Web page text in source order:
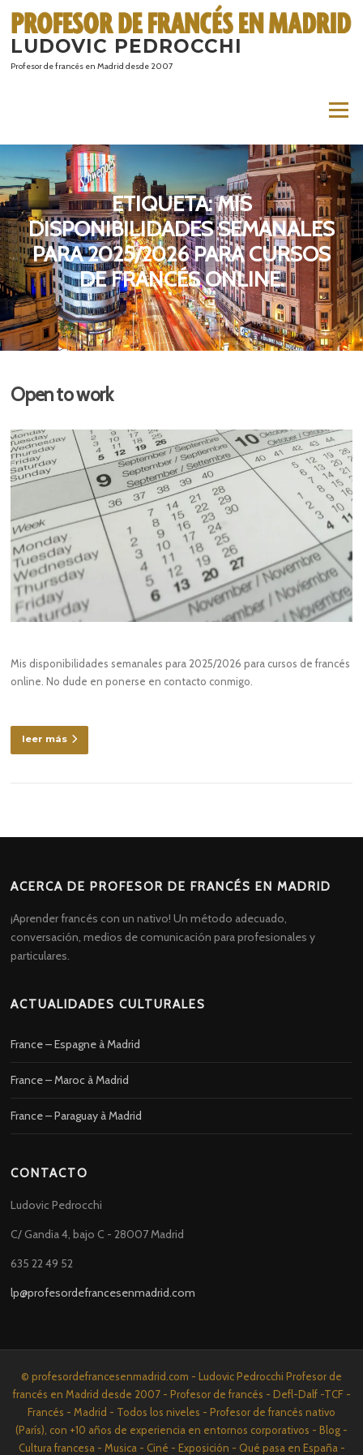
contenido
LUDOVIC PEDROCCHI
Profesor de francés en Madrid desde 2007
Menú
ETIQUETA:MIS
DISPONIBILIDADES SEMANALES
PARA 2025/2026 PARA CURSOS
DE FRANCÉS ONLINE.
Open to work
Mis disponibilidades semanales para 2025/2026 para cursos de francés
online. No dude en ponerse en contacto conmigo.
leer más
ACERCA DE PROFESOR DE FRANCÉS EN MADRID
¡Aprender francés con un nativo! Un método adecuado,
conversación, medios de comunicación para profesionales y
particulares.
ACTUALIDADES CULTURALES
France – Espagne à Madrid
France – Maroc à Madrid
France – Paraguay à Madrid
CONTACTO
Ludovic Pedrocchi
C/ Gandia 4, bajo C - 28007 Madrid
635 22 49 52
lp@profesordefrancesenmadrid.com
© profesordefrancesenmadrid.com - Ludovic Pedrocchi Profesor de
francés en Madrid desde 2007 - Profesor de francés - Defl-Dalf -TCF -
Francés - Madrid - Todos los niveles - Profesor de francés nativo
(París), con +10 años de experiencia en entornos corporativos - Blog -
Cultura francesa - Musica - Ciné - Exposición - Qué pasa en España -